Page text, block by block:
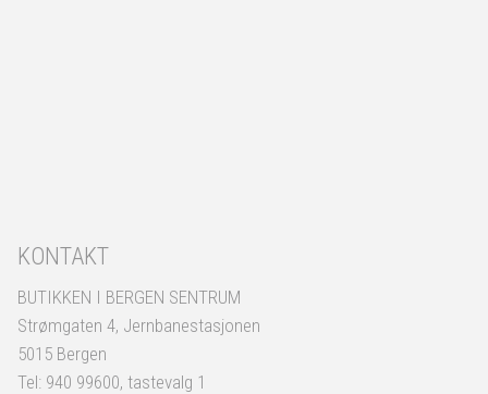
KONTAKT
BUTIKKEN I BERGEN SENTRUM
Strømgaten 4, Jernbanestasjonen
5015 Bergen
Tel: 940 99600, tastevalg 1